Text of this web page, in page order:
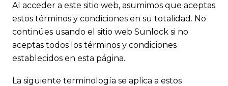
Al acceder a este sitio web, asumimos que aceptas
estos términos y condiciones en su totalidad. No
continúes usando el sitio web Sunlock si no
aceptas todos los términos y condiciones
establecidos en esta página.
La siguiente terminología se aplica a estos